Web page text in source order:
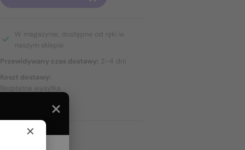
W magazynie, dostępne od ręki w
naszym sklepie
Przewidywany czas dostawy: 2–4 dni
Koszt dostawy:
Bezpłatna wysyłka
×